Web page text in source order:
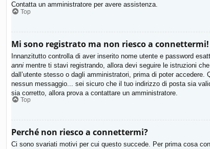
Contatta un amministratore per avere assistenza.
Top
Mi sono registrato ma non riesco a connettermi!
Innanzitutto controlla di aver inserito nome utente e password
anni mentre ti stavi registrando, allora devi seguire le istruzioni
dall’utente stesso o dagli amministratori, prima di poter
nessun messaggio... sei sicuro che il tuo indirizzo di posta sia
sia corretto, allora prova a contattare un amministratore.
Top
Perché non riesco a connettermi?
Ci sono svariati motivi per cui questo succede. Per prima cosa